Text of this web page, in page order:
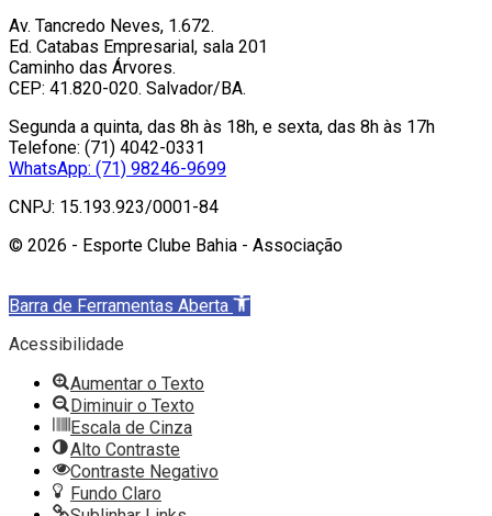
Av. Tancredo Neves, 1.672.
Ed. Catabas Empresarial, sala 201
Caminho das Árvores.
CEP: 41.820-020. Salvador/BA.
Segunda a quinta, das 8h às 18h, e sexta, das 8h às 17h
Telefone: (71) 4042-0331
WhatsApp: (71) 98246-9699
CNPJ: 15.193.923/0001-84
© 2026 - Esporte Clube Bahia - Associação
Barra de Ferramentas Aberta
Acessibilidade
Aumentar o Texto
Diminuir o Texto
Escala de Cinza
Alto Contraste
Contraste Negativo
Fundo Claro